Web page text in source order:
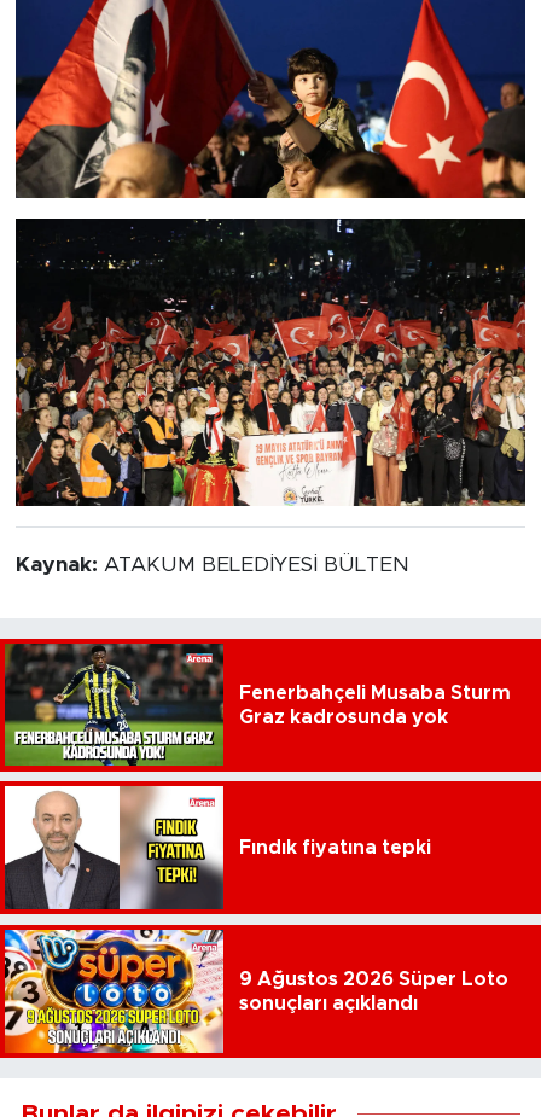
Kaynak: ATAKUM BELEDİYESİ BÜLTEN
Fenerbahçeli Musaba Sturm
Graz kadrosunda yok
Fındık fiyatına tepki
9 Ağustos 2026 Süper Loto
sonuçları açıklandı